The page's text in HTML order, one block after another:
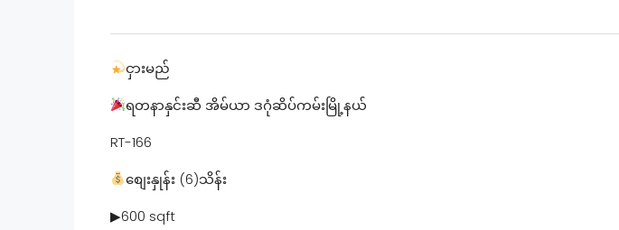
ငှားမည်
ရတနာနှင်းဆီ အိမ်ယာ ဒဂုံဆိပ်ကမ်းမြို့နယ်
RT-166
စျေးနှုန်း (6)သိန်း
▶600 sqft